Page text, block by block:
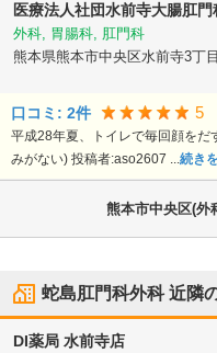
医療法人社団水前寺大腸肛門
外科, 胃腸科, 肛門科
熊本県熊本市中央区水前寺3丁
口コミ: 2件 5
平成28年夏、トイレで毎回顔を
みがない) 投稿者:aso2607 ...続き
熊本市中央区(外
蛇島肛門科外科近隣
DI薬局 水前寺店